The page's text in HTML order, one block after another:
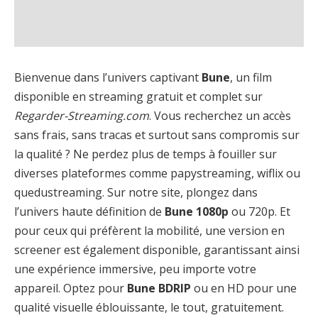
Bienvenue dans l’univers captivant Bune, un film
disponible en streaming gratuit et complet sur
Regarder-Streaming.com. Vous recherchez un accès
sans frais, sans tracas et surtout sans compromis sur
la qualité ? Ne perdez plus de temps à fouiller sur
diverses plateformes comme papystreaming, wiflix ou
quedustreaming. Sur notre site, plongez dans
l’univers haute définition de Bune 1080p ou 720p. Et
pour ceux qui préfèrent la mobilité, une version en
screener est également disponible, garantissant ainsi
une expérience immersive, peu importe votre
appareil. Optez pour Bune BDRIP ou en HD pour une
qualité visuelle éblouissante, le tout, gratuitement.